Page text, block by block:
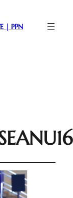
| PPN